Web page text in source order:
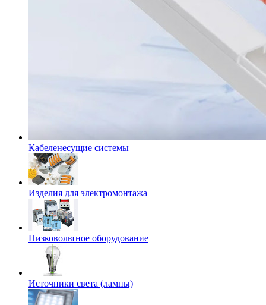
Кабеленесущие системы
Изделия для электромонтажа
Низковольтное оборудование
Источники света (лампы)